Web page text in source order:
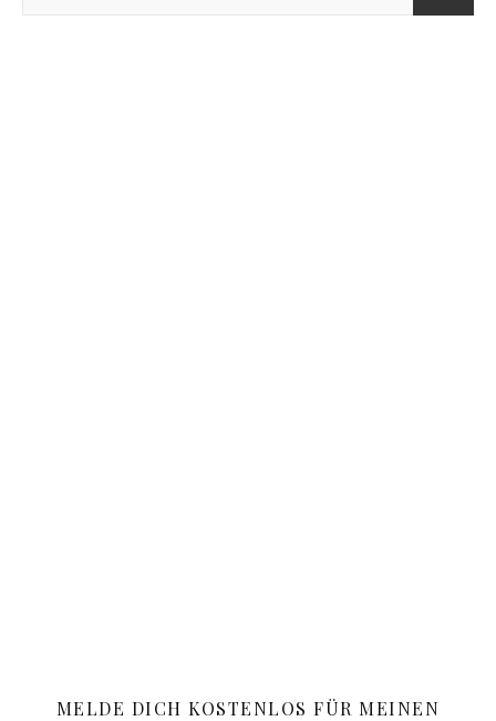
MELDE DICH KOSTENLOS FÜR MEINEN